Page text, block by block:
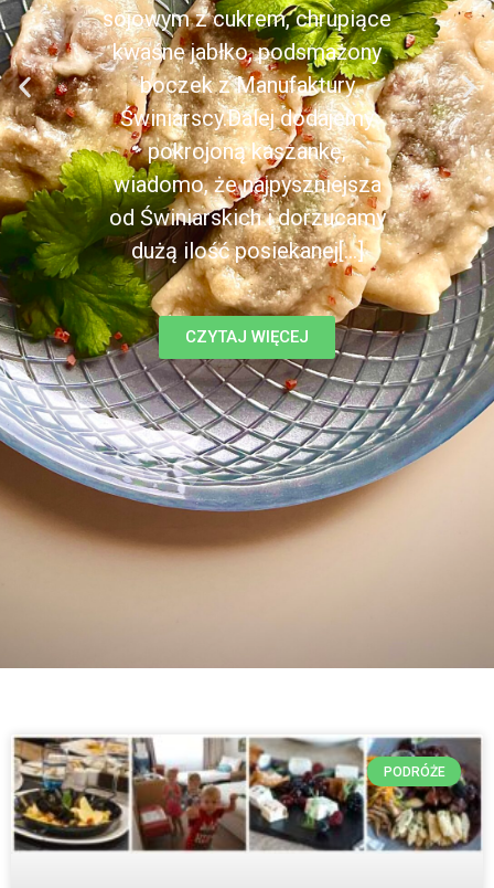
sojowym z cukrem, chrupiące
kwaśne jabłko, podsmażony
boczek z Manufaktury
Świniarscy.Dalej dodajemy
pokrojoną kaszankę,
wiadomo, że najpyszniejsza
od Świniarskich i dorzucamy
dużą ilość posiekanej[...]
CZYTAJ WIĘCEJ
PODRÓŻE